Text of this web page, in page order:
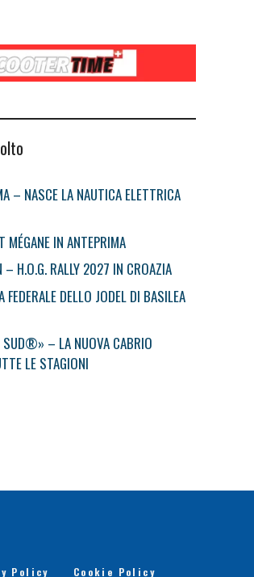
– NASCE LA NAUTICA ELETTRICA
MÉGANE IN ANTEPRIMA
– H.O.G. RALLY 2027 IN CROAZIA
FEDERALE DELLO JODEL DI BASILEA
SUD®» – LA NUOVA CABRIO
LE STAGIONI
Policy Cookie Policy